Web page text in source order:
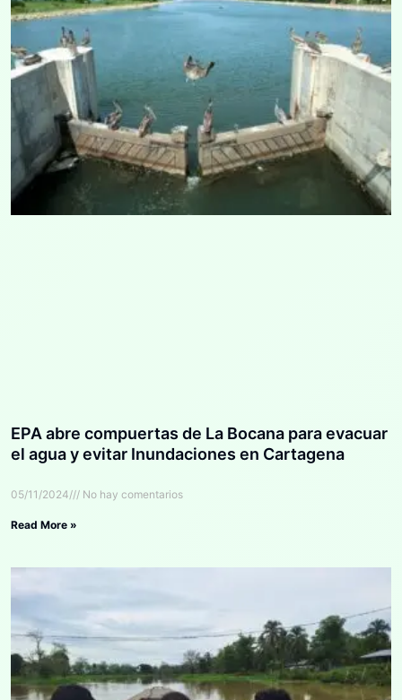
EPA abre compuertas de La Bocana para evacuar
el agua y evitar Inundaciones en Cartagena
05/11/2024 No hay comentarios
Read More »